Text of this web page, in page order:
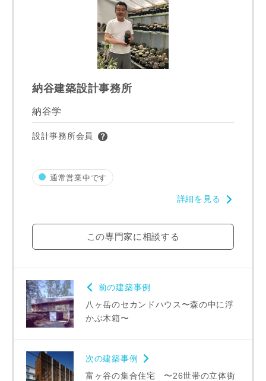
納谷建築設計事務所
納谷学
設計事務所会員
通常営業中です
詳細を見る
この専門家に相談する
前の建築事例
八ヶ岳のセカンドハウス〜森の中に浮
かぶ木箱〜
次の建築事例
富ヶ谷の集合住宅 〜26世帯の立体街